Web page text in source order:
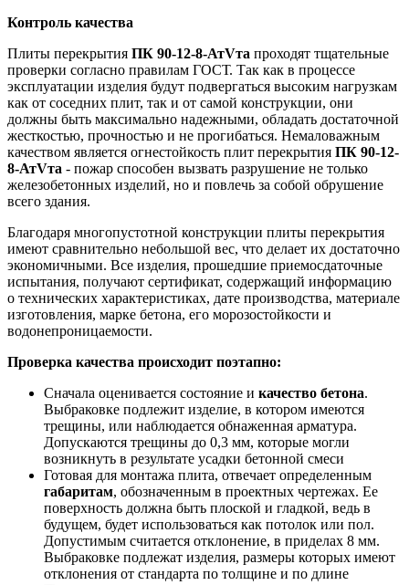
Контроль качества
Плиты перекрытия ПК 90-12-8-АтVта проходят тщательные
проверки согласно правилам ГОСТ. Так как в процессе
эксплуатации изделия будут подвергаться высоким нагрузкам
как от соседних плит, так и от самой конструкции, они
должны быть максимально надежными, обладать достаточной
жесткостью, прочностью и не прогибаться. Немаловажным
качеством является огнестойкость плит перекрытия ПК 90-12-
8-АтVта - пожар способен вызвать разрушение не только
железобетонных изделий, но и повлечь за собой обрушение
всего здания.
Благодаря многопустотной конструкции плиты перекрытия
имеют сравнительно небольшой вес, что делает их достаточно
экономичными. Все изделия, прошедшие приемосдаточные
испытания, получают сертификат, содержащий информацию
о технических характеристиках, дате производства, материале
изготовления, марке бетона, его морозостойкости и
водонепроницаемости.
Проверка качества происходит поэтапно:
Сначала оценивается состояние и качество бетона.
Выбраковке подлежит изделие, в котором имеются
трещины, или наблюдается обнаженная арматура.
Допускаются трещины до 0,3 мм, которые могли
возникнуть в результате усадки бетонной смеси
Готовая для монтажа плита, отвечает определенным
габаритам, обозначенным в проектных чертежах. Ее
поверхность должна быть плоской и гладкой, ведь в
будущем, будет использоваться как потолок или пол.
Допустимым считается отклонение, в приделах 8 мм.
Выбраковке подлежат изделия, размеры которых имеют
отклонения от стандарта по толщине и по длине